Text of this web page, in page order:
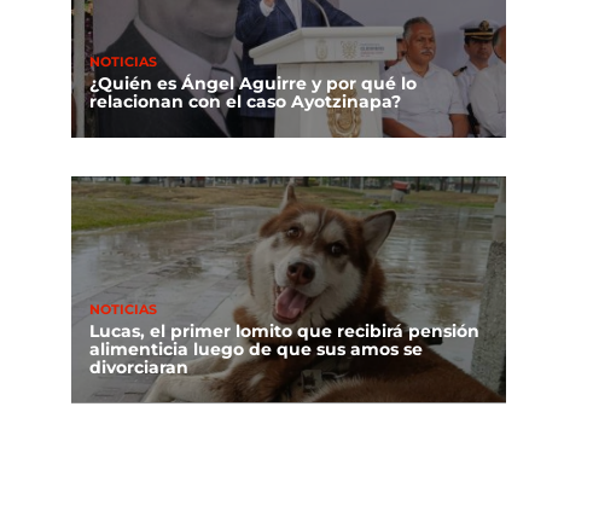
NOTICIAS
¿Quién es Ángel Aguirre y por qué lo
relacionan con el caso Ayotzinapa?
NOTICIAS
Lucas, el primer lomito que recibirá pensión
alimenticia luego de que sus amos se
divorciaran